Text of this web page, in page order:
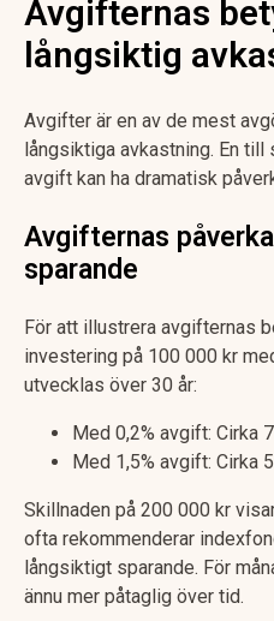
Avgifternas
långsiktig
Avgifter är en av de mest
långsiktiga avkastning. En
avgift kan ha dramatisk
Avgifternas
sparande
För att illustrera avgifternas
investering på 100 000 kr
utvecklas över 30 år:
Med 0,2% avgift: Cirka
Med 1,5% avgift: Cirka
Skillnaden på 200 000 kr
ofta rekommenderar
långsiktigt sparande. För
ännu mer påtaglig över tid.